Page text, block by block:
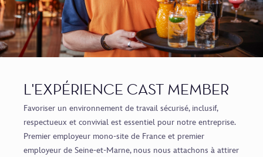
L'EXPÉRIENCE CAST MEMBER
Favoriser un environnement de travail sécurisé, inclusif,
respectueux et convivial est essentiel pour notre entreprise.
Premier employeur mono-site de France et premier
employeur de Seine-et-Marne, nous nous attachons à attirer